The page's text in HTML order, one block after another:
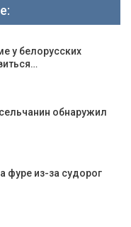
у белорусских
обнаружил
фуре из-за судорог